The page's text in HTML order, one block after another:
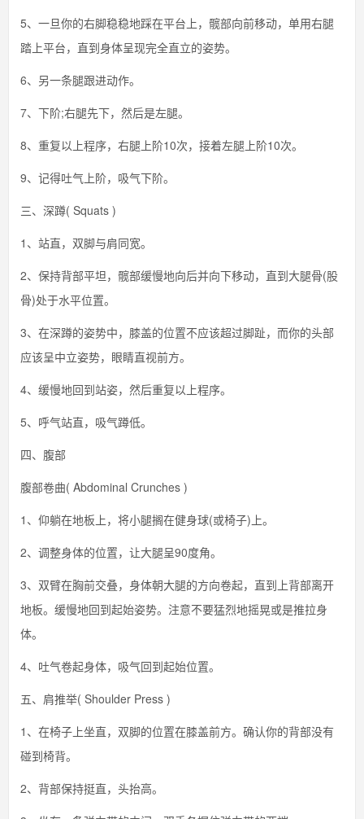
5、一旦你的右脚稳稳地踩在平台上，髋部向前移动，单用右腿
踏上平台，直到身体呈现完全直立的姿势。
6、另一条腿跟进动作。
7、下阶;右腿先下，然后是左腿。
8、重复以上程序，右腿上阶10次，接着左腿上阶10次。
9、记得吐气上阶，吸气下阶。
三、深蹲( Squats )
1、站直，双脚与肩同宽。
2、保持背部平坦，髋部缓慢地向后并向下移动，直到大腿骨(股
骨)处于水平位置。
3、在深蹲的姿势中，膝盖的位置不应该超过脚趾，而你的头部
应该呈中立姿势，眼睛直视前方。
4、缓慢地回到站姿，然后重复以上程序。
5、呼气站直，吸气蹲低。
四、腹部
腹部卷曲( Abdominal Crunches )
1、仰躺在地板上，将小腿搁在健身球(或椅子)上。
2、调整身体的位置，让大腿呈90度角。
3、双臂在胸前交叠，身体朝大腿的方向卷起，直到上背部离开
地板。缓慢地回到起始姿势。注意不要猛烈地摇晃或是推拉身
体。
4、吐气卷起身体，吸气回到起始位置。
五、肩推举( Shoulder Press )
1、在椅子上坐直，双脚的位置在膝盖前方。确认你的背部没有
碰到椅背。
2、背部保持挺直，头抬高。